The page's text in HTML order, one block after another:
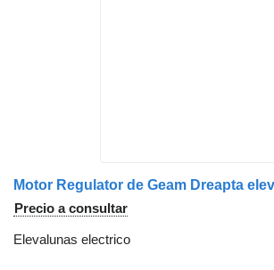
Precio a consultar
Elevalunas electrico